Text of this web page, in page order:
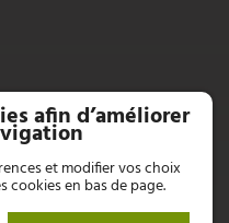
à vos
afin d’améliorer
et modifier vos choix
cookies en bas de page.